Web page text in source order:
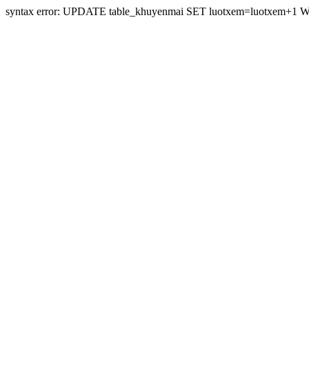
syntax error: UPDATE table_khuyenmai SET luotxem=luotxem+1